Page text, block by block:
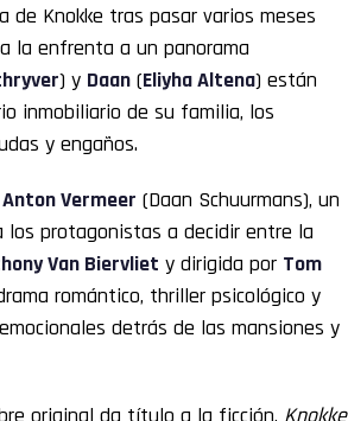
de Knokke tras pasar varios meses
la enfrenta a un panorama
) y Daan (Eliyha Altena) están
inmobiliario de su familia, los
y engaños.
Anton Vermeer (Daan Schuurmans), un
protagonistas a decidir entre la
Van Biervliet y dirigida por Tom
romántico, thriller psicológico y
detrás de las mansiones y
original da título a la ficción, Knokke